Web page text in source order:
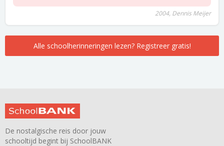
2004, Dennis Meijer
Alle schoolherinneringen lezen? Registreer gratis!
De nostalgische reis door jouw
schooltijd begint bij SchoolBANK